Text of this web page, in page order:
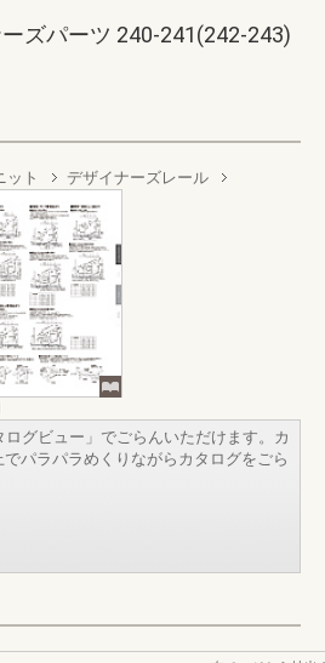
ズパーツ 240-241(242-243)
ット デザイナーズレール
グビュー」でごらんいただけます。カ
パラパラめくりながらカタログをごら